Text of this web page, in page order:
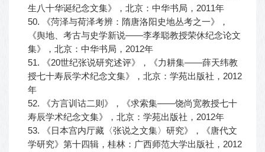
生八十华诞纪念文集》，北京：中华书局，2011年
50. 《菏泽与荷泽考辨：隋唐洛阳史地丛考之一》，
《舆地、考古与史学新说——李孝聪教授荣休纪念论文
集》，北京：中华书局，2012年
51. 《20世纪张说研究述评》，《力耕集——薛天纬教
授七十寿辰学术纪念文集》，北京：学苑出版社，2012
年
52. 《方言训诂二则》，《求索集——饶尚宽教授七十
寿辰学术纪念文集》，北京：学苑出版社，2012年
53. 《日本宫内厅藏〈张说之文集〉研究》，《唐代文
学研究》第十四辑，桂林：广西师范大学出版社，2012